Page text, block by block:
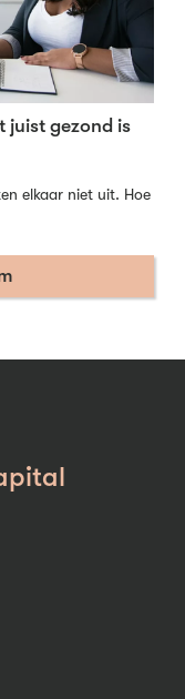
gezond is
elkaar niet uit. Hoe